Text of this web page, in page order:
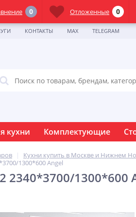
КОНТАКТЫ MAX TELEGRAM
кухни Комплектующие
Кухни купить в Москве и Нижнем
1300*600 Angel
1300*600
0 Отложенные 0